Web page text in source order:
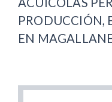
PRODUCCIÓN,
EN